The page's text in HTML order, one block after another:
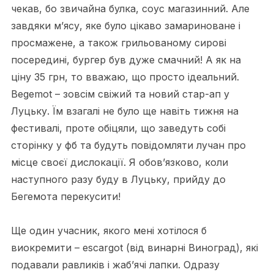
чекав, бо звичайна булка, соус магазинний. Але
завдяки м’ясу, яке було цікаво замариноване і
просмажене, а також грильованому сирові
посередині, бургер був дуже смачний! А як на
ціну 35 грн, то вважаю, що просто ідеальний.
Begemot – зовсім свіжий та новий стар-ап у
Луцьку. Їм взагалі не було ще навіть тижня на
фестивалі, проте обіцяли, що заведуть собі
сторінку у фб та будуть повідомляти лучан про
місце своєї дислокації. Я обов’язково, коли
наступного разу буду в Луцьку, прийду до
Бегемота перекусити!
Ще один учасник, якого мені хотілося б
виокремити – escargot (від винарні Виноград), які
подавали равликів і жаб’ячі лапки. Одразу